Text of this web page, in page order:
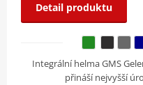
Detail produktu
Integrální helma GMS
přináší nejvyšší